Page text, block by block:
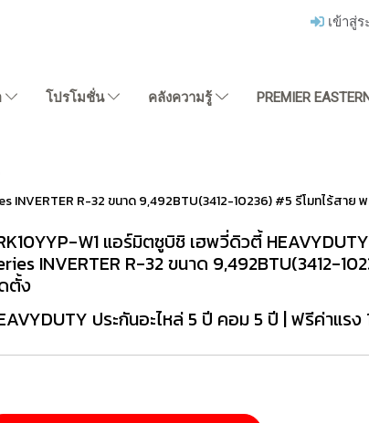
เข้าสู่
โปรโมชั่น คลังความรู้ PREMIER
INVERTER R-32 ขนาด 9,492BTU(3412-10236) #5 รีโมทไร้สาย
W1 แอร์มิตซูบิชิ เฮพวี่ดิวตี้
INVERTER R-32 ขนาด 9,492BTU(3412-
ตั้ง
ประกันอะไหล่ 5 ปี คอม 5 ปี | ฟรีค่าแรง